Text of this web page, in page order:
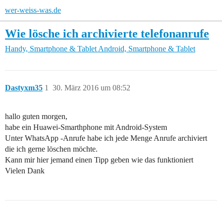
wer-weiss-was.de
Wie lösche ich archivierte telefonanrufe
Handy, Smartphone & Tablet Android, Smartphone & Tablet
Dastyxm35 30. März 2016 um 08:52
1
hallo guten morgen,
habe ein Huawei-Smarthphone mit Android-System
Unter WhatsApp -Anrufe habe ich jede Menge Anrufe archiviert
die ich gerne löschen möchte.
Kann mir hier jemand einen Tipp geben wie das funktioniert
Vielen Dank